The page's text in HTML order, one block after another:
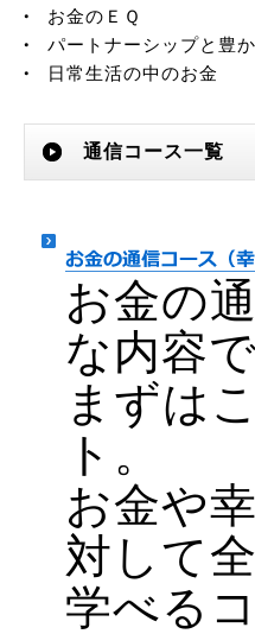
お金のＥＱ
パートナーシップと豊
日常生活の中のお金
通信コース一覧
お金の
な内容で
まずは
ト。
お金や
対して
学べる